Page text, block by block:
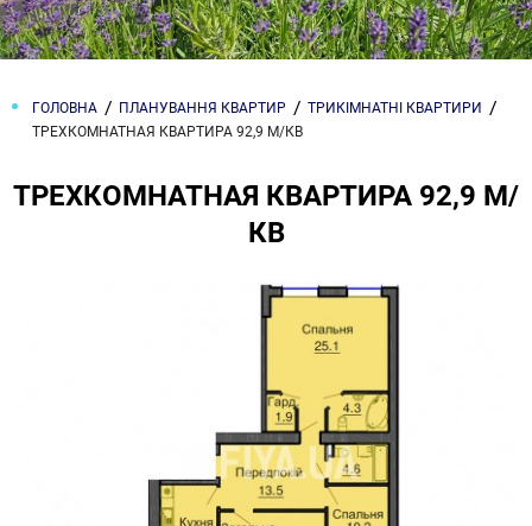
ГОЛОВНА ПЛАНУВАННЯ КВАРТИР
ТРИКІМНАТНІ КВАРТИРИ
ТРЕХКОМНАТНАЯ КВАРТИРА 92,9 М/КВ
ТРЕХКОМНАТНАЯ КВАРТИРА 92,9 М/
КВ